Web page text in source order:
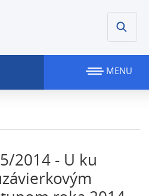
MENU
2014 - U ku